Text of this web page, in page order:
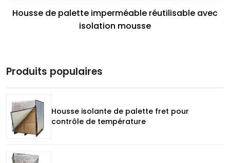
Housse de palette imperméable réutilisable avec
isolation mousse
Produits populaires
Housse isolante de palette fret pour
contrôle de température